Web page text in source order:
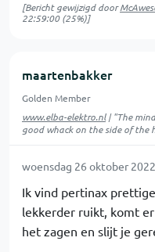
[Bericht gewijzigd door
22:59:00(25%)]
maartenbakker
Golden Member
www.elba-elektro.nl| "The
good whack on the side of the
woensdag 26 oktober
Ik vind pertinax
lekkerder ruikt, komt
het zagen en slijt je